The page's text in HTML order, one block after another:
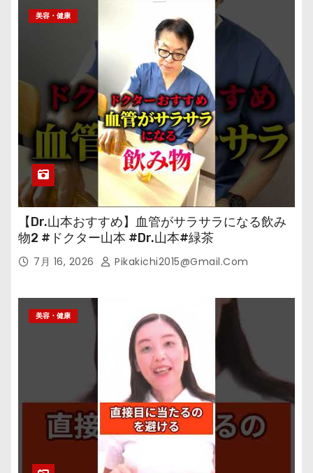
美容・健康
【Dr.山本おすすめ】血管がサラサラになる飲み
物2 #ドクター山本 #Dr.山本#緑茶
7月 16, 2026 Pikakichi2015@gmail.com
美容・健康